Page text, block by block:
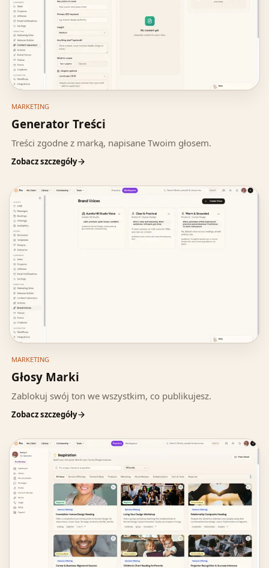
MARKETING
Generator Treści
Treści zgodne z marką, napisane Twoim głosem.
Zobacz szczegóły
MARKETING
Głosy Marki
Zablokuj swój ton we wszystkim, co publikujesz.
Zobacz szczegóły